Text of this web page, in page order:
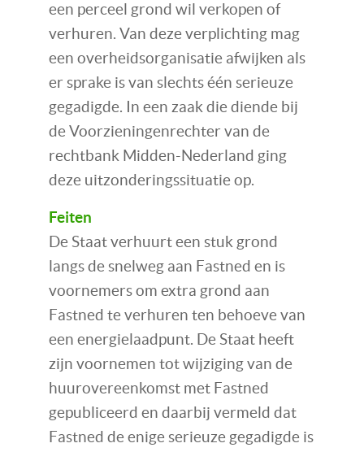
een perceel grond wil verkopen of
verhuren. Van deze verplichting mag
een overheidsorganisatie afwijken als
er sprake is van slechts één serieuze
gegadigde. In een zaak die diende bij
de Voorzieningenrechter van de
rechtbank Midden-Nederland ging
deze uitzonderingssituatie op.
Feiten
De Staat verhuurt een stuk grond
langs de snelweg aan Fastned en is
voornemers om extra grond aan
Fastned te verhuren ten behoeve van
een energielaadpunt. De Staat heeft
zijn voornemen tot wijziging van de
huurovereenkomst met Fastned
gepubliceerd en daarbij vermeld dat
Fastned de enige serieuze gegadigde is